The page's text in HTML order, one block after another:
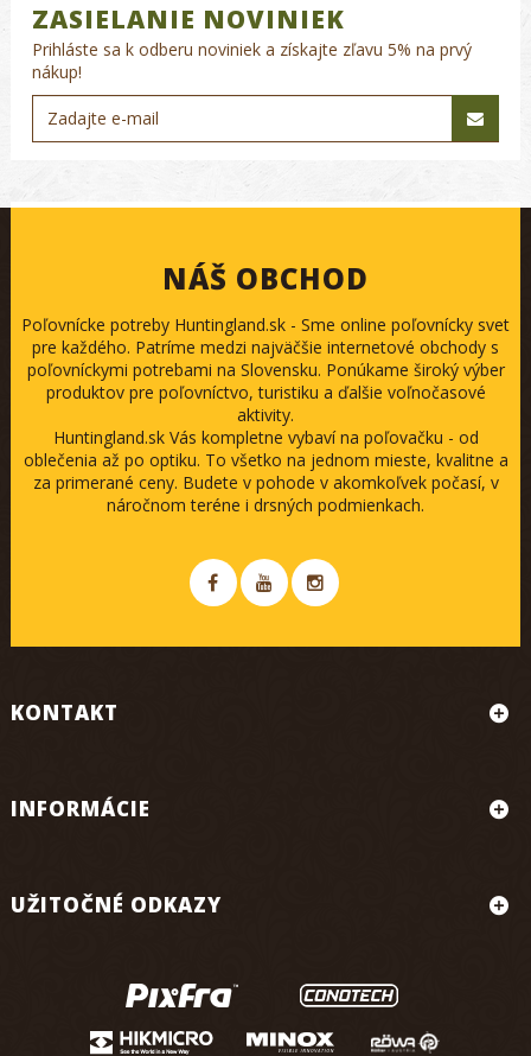
ZASIELANIE NOVINIEK
Prihláste sa k odberu noviniek a získajte zľavu 5% na prvý
nákup!
NÁŠ OBCHOD
Poľovnícke potreby Huntingland.sk - Sme online poľovnícky svet
pre každého. Patríme medzi najväčšie internetové obchody s
poľovníckymi potrebami na Slovensku. Ponúkame široký výber
produktov pre poľovníctvo, turistiku a ďalšie voľnočasové
aktivity.
Huntingland.sk Vás kompletne vybaví na poľovačku - od
oblečenia až po optiku. To všetko na jednom mieste, kvalitne a
za primerané ceny. Budete v pohode v akomkoľvek počasí, v
náročnom teréne i drsných podmienkach.
KONTAKT
INFORMÁCIE
UŽITOČNÉ ODKAZY